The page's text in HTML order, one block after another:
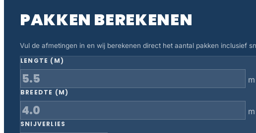
PAKKEN BEREKENEN
Vul de afmetingen in en wij berekenen direct het aantal pakken inclusief
LENGTE (M)
m
BREEDTE (M)
m
SNIJVERLIES